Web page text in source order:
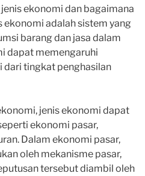
ekonomi dan bagaimana
adalah sistem yang
barang dan jasa dalam
dapat memengaruhi
dari tingkat penghasilan
jenis ekonomi dapat
ekonomi pasar,
Dalam ekonomi pasar,
oleh mekanisme pasar,
tersebut diambil oleh